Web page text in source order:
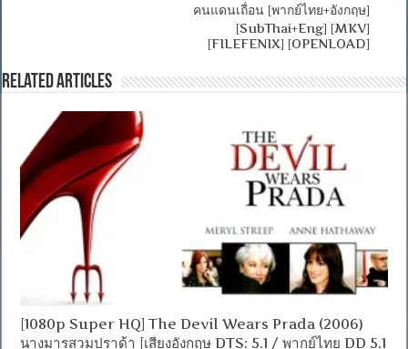
คนแดนเถื่อน [พากย์ไทย+อังกฤษ]
[SubThai+Eng] [MKV]
[FILEFENIX] [OPENLOAD]
Related Articles
[1080p Super HQ] The Devil Wears Prada (2006)
นางมารสวมปราด้า [เสียงอังกฤษ DTS: 5.1 / พากย์ไทย DD 5.1